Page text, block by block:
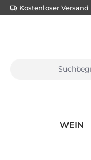
springen Zur
Kostenloser Versand
WEIN